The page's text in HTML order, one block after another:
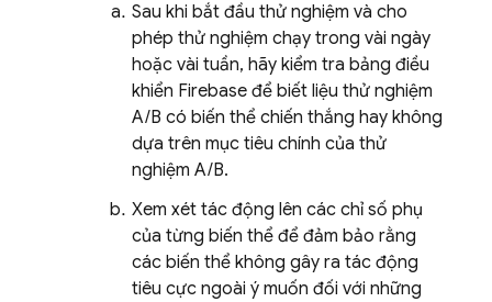
Sau khi bắt đầu thử nghiệm và cho
phép thử nghiệm chạy trong vài ngày
hoặc vài tuần, hãy kiểm tra bảng điều
khiển Firebase để biết liệu thử nghiệm
A/B có biến thể chiến thắng hay không
dựa trên mục tiêu chính của thử
nghiệm A/B.
Xem xét tác động lên các chỉ số phụ
của từng biến thể để đảm bảo rằng
các biến thể không gây ra tác động
tiêu cực ngoài ý muốn đối với những